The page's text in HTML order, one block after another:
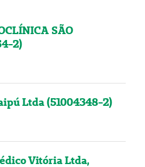
SÃO
2)
Ltda (51004348-2)
Vitória Ltda,